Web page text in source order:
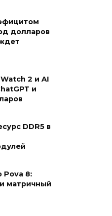
долларов
2 и AI
и
DDR5 в
Pova 8:
матричный